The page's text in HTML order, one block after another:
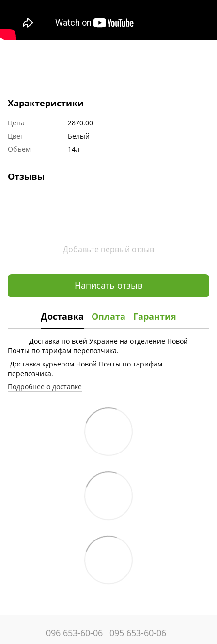
Характеристики
Цена
2870.00
Цвет
Белый
Объем
14л
Отзывы
Добавьте первый отзыв
Написать отзыв
Доставка Оплата Гарантия
Доставка по всей Украине на отделение Новой
Почты по тарифам перевозчика.
Доставка курьером Новой Почты по тарифам
перевозчика.
Подробнее о доставке
096 653-60-06 095 653-60-06